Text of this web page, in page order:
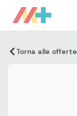
Torna alle offerte